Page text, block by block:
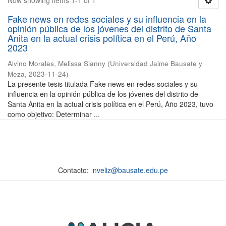
Fake news en redes sociales y su influencia en la
opinión pública de los jóvenes del distrito de Santa
Anita en la actual crisis política en el Perú, Año
2023
Alvino Morales, Melissa Sianny (Universidad Jaime Bausate y
Meza, 2023-11-24)
La presente tesis titulada Fake news en redes sociales y su
influencia en la opinión pública de los jóvenes del distrito de
Santa Anita en la actual crisis política en el Perú, Año 2023, tuvo
como objetivo: Determinar ...
Contacto: nveliz@bausate.edu.pe